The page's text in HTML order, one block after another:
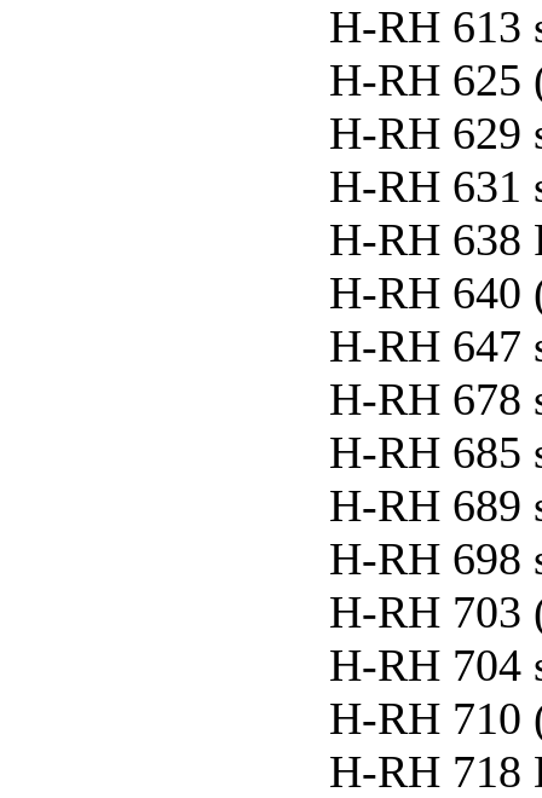
H-RH 613
H-RH 625
H-RH 629
H-RH 631
H-RH 638
H-RH 640
H-RH 647
H-RH 678
H-RH 685
H-RH 689
H-RH 698
H-RH 703
H-RH 704
H-RH 710
H-RH 718